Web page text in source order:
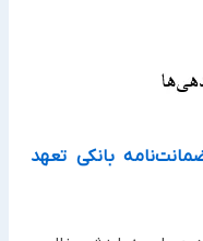
بانکی تعهد